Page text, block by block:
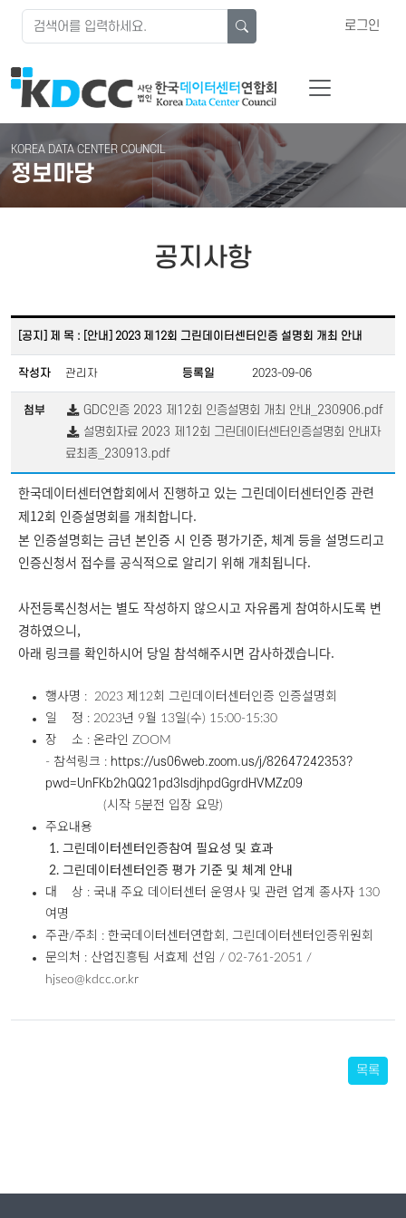
로그인
KOREA DATA CENTER COUNCIL
정보마당
공지사항
[공지] 제 목 : [안내] 2023 제12회 그린데이터센터인증 설명회 개최 안내
작성자 관리자 등록일 2023-09-06
첨부
GDC인증 2023 제12회 인증설명회 개최 안내_230906.pdf
설명회자료 2023 제12회 그린데이터센터인증설명회 안내자
료최종_230913.pdf
한국데이터센터연합회에서 진행하고 있는 그린데이터센터인증 관련
제12회 인증설명회를 개최합니다.
본 인증설명회는 금년 본인증 시 인증 평가기준, 체계 등을 설명드리고
인증신청서 접수를 공식적으로 알리기 위해 개최됩니다.
사전등록신청서는 별도 작성하지 않으시고 자유롭게 참여하시도록 변
경하였으니,
아래 링크를 확인하시어 당일 참석해주시면 감사하겠습니다.
행사명 : 2023 제12회 그린데이터센터인증 인증설명회
일 정 : 2023년 9월 13일(수) 15:00-15:30
장 소 : 온라인 ZOOM
- 참석링크 : https://us06web.zoom.us/j/82647242353?
pwd=UnFKb2hQQ21pd3lsdjhpdGgrdHVMZz09
(시작 5분전 입장 요망)
주요내용
1. 그린데이터센터인증참여 필요성 및 효과
2. 그린데이터센터인증 평가 기준 및 체계 안내
대 상 : 국내 주요 데이터센터 운영사 및 관련 업계 종사자 130
여명
주관/주최 : 한국데이터센터연합회, 그린데이터센터인증위원회
문의처 : 산업진흥팀 서효제 선임 / 02-761-2051 /
hjseo@kdcc.or.kr
목록